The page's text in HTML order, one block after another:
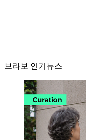
브라보 인기뉴스